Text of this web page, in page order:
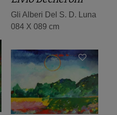
Gli Alberi Del S. D. Luna
084 X 089 cm